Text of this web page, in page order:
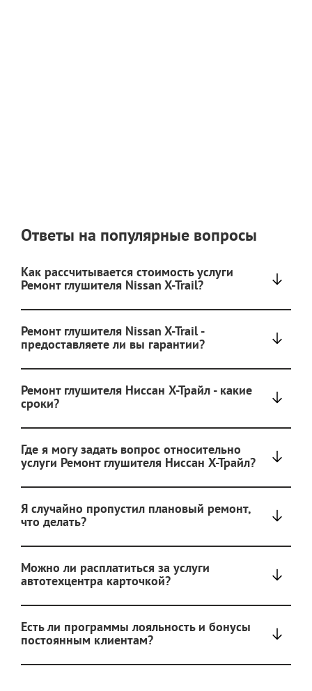
Ответы на популярные вопросы
Как рассчитывается стоимость услуги
Ремонт глушителя Nissan X-Trail?
Ремонт глушителя Nissan X-Trail -
предоставляете ли вы гарантии?
Ремонт глушителя Ниссан Х-Трайл - какие
сроки?
Где я могу задать вопрос относительно
услуги Ремонт глушителя Ниссан Х-Трайл?
Я случайно пропустил плановый ремонт,
что делать?
Можно ли расплатиться за услуги
автотехцентра карточкой?
Есть ли программы лояльность и бонусы
постоянным клиентам?